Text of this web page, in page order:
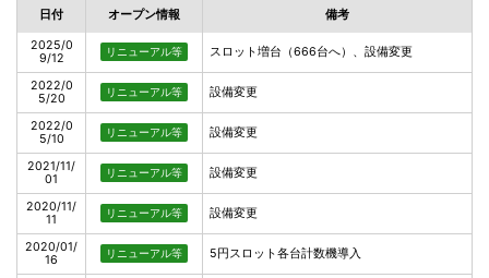
日付 オープン情報 備考
2025/0
9/12
リニューアル等 スロット増台（666台へ）、設備変更
2022/0
5/20
リニューアル等 設備変更
2022/0
5/10
リニューアル等 設備変更
2021/11/
01
リニューアル等 設備変更
2020/11/
11
リニューアル等 設備変更
2020/01/
16
リニューアル等 5円スロット各台計数機導入